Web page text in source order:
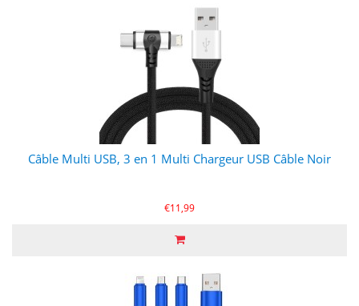
Câble Multi USB, 3 en 1 Multi Chargeur USB Câble Noir
€11,99